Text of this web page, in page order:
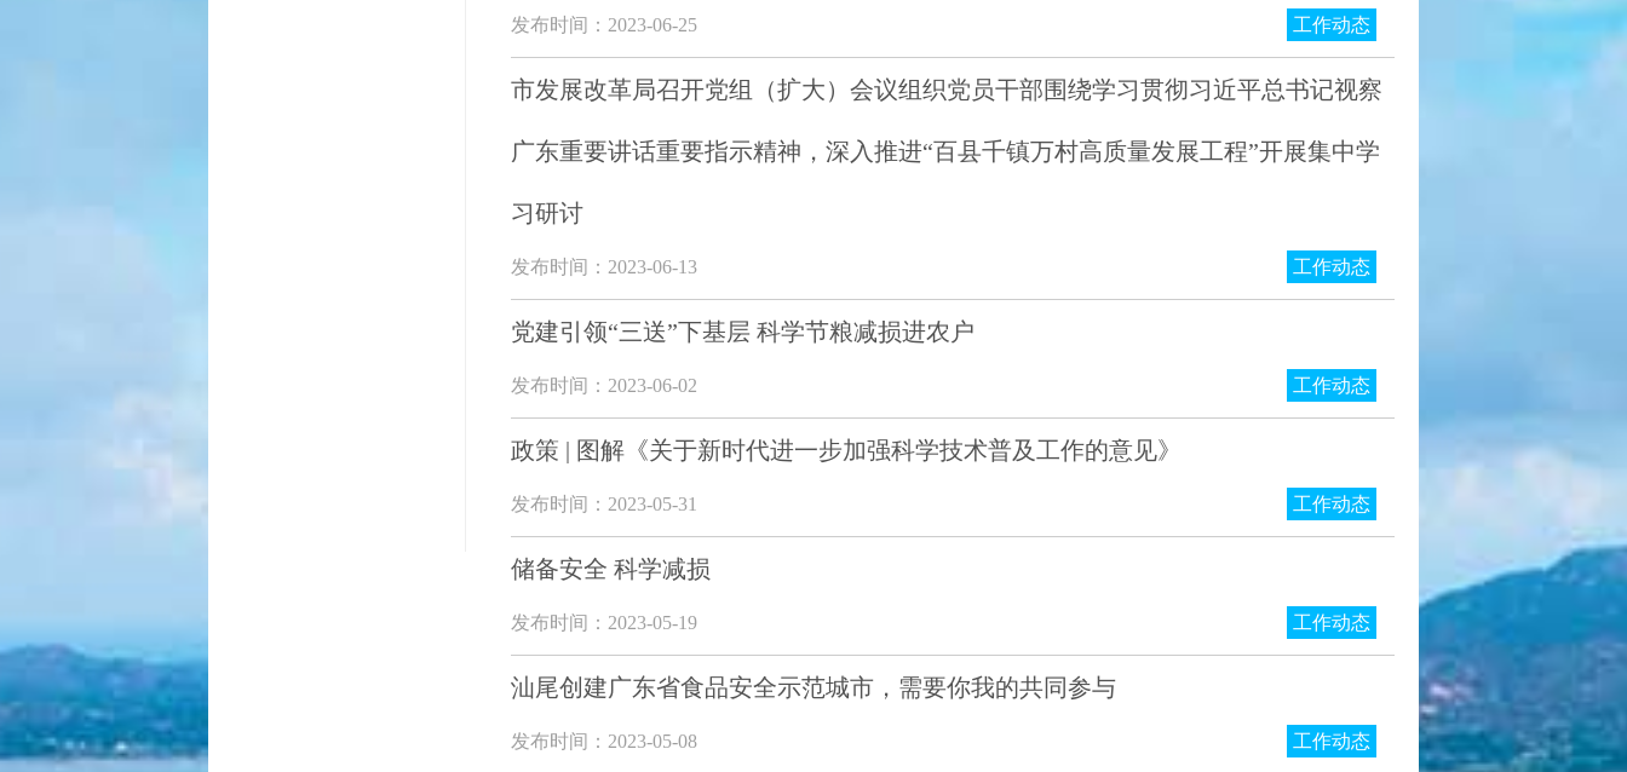
发布时间：2023-06-25 工作动态
市发展改革局召开党组（扩大）会议组织党员干部围绕学习贯彻习近平总书记视察
广东重要讲话重要指示精神，深入推进“百县千镇万村高质量发展工程”开展集中学
习研讨
发布时间：2023-06-13 工作动态
党建引领“三送”下基层 科学节粮减损进农户
发布时间：2023-06-02 工作动态
政策 | 图解《关于新时代进一步加强科学技术普及工作的意见》
发布时间：2023-05-31 工作动态
储备安全 科学减损
发布时间：2023-05-19 工作动态
汕尾创建广东省食品安全示范城市，需要你我的共同参与
发布时间：2023-05-08 工作动态